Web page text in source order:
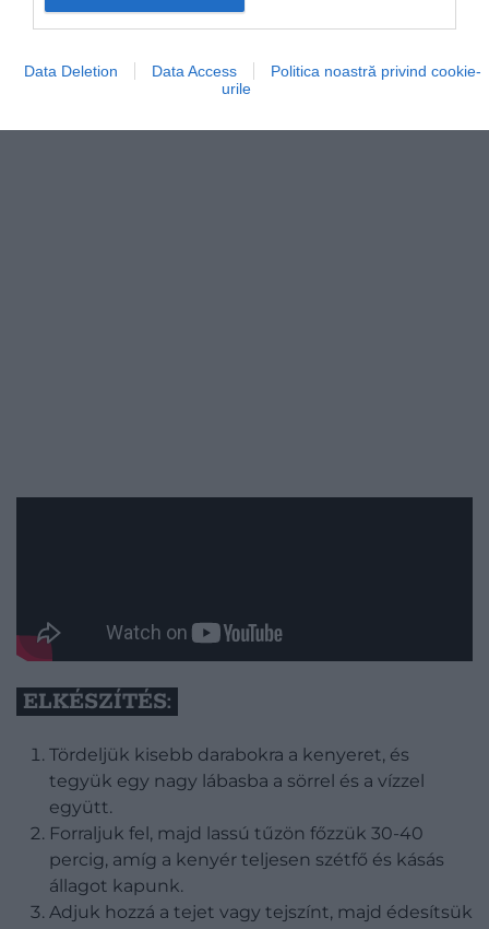
Data Deletion Data Access
Politica noastră privind cookie-
urile
ELKÉSZÍTÉS:
Tördeljük kisebb darabokra a kenyeret, és
tegyük egy nagy lábasba a sörrel és a vízzel
együtt.
Forraljuk fel, majd lassú tűzön főzzük 30-40
percig, amíg a kenyér teljesen szétfő és kásás
állagot kapunk.
Adjuk hozzá a tejet vagy tejszínt, majd édesítsük